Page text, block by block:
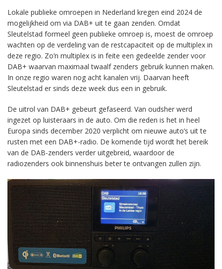
Lokale publieke omroepen in Nederland kregen eind 2024 de
mogelijkheid om via DAB+ uit te gaan zenden. Omdat
Sleutelstad formeel geen publieke omroep is, moest de omroep
wachten op de verdeling van de restcapaciteit op de multiplex in
deze regio. Zo’n multiplex is in feite een gedeelde zender voor
DAB+ waarvan maximaal twaalf zenders gebruik kunnen maken.
In onze regio waren nog acht kanalen vrij. Daarvan heeft
Sleutelstad er sinds deze week dus een in gebruik.
De uitrol van DAB+ gebeurt gefaseerd. Van oudsher werd
ingezet op luisteraars in de auto. Om die reden is het in heel
Europa sinds december 2020 verplicht om nieuwe auto’s uit te
rusten met een DAB+-radio. De komende tijd wordt het bereik
van de DAB-zenders verder uitgebreid, waardoor de
radiozenders ook binnenshuis beter te ontvangen zullen zijn.